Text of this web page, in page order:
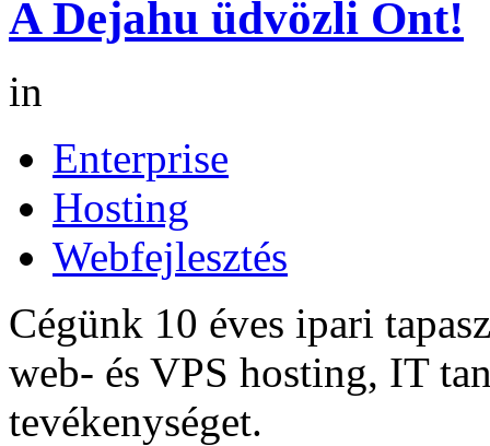
A Dejahu üdvözli Önt!
in
Enterprise
Hosting
Webfejlesztés
Cégünk 10 éves ipari
web- és VPS hosting, IT
tevékenységet.